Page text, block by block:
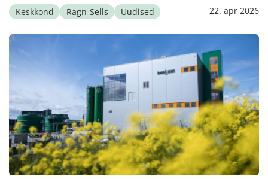
Keskkond Ragn-Sells Uudised 22. apr 2026